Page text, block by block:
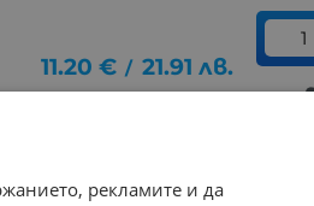
11.20 € / 21.91 лв.
рекламите и да